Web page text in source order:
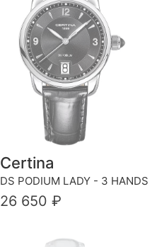
Certina
DS PODIUM LADY - 3 HANDS
26 650 ₽